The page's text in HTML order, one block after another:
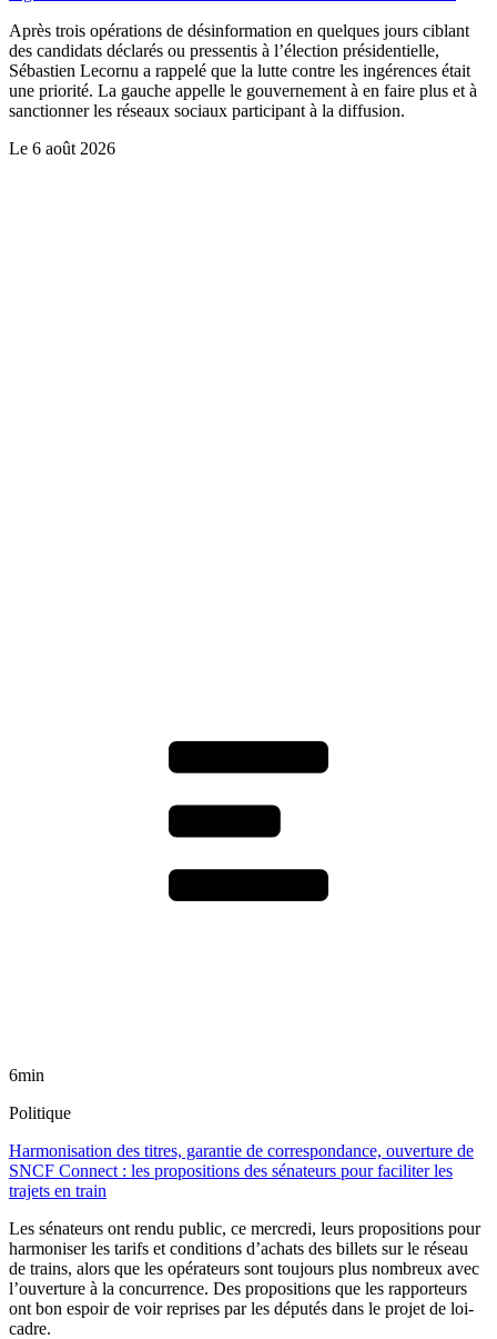
Après trois opérations de désinformation en quelques jours ciblant
des candidats déclarés ou pressentis à l’élection présidentielle,
Sébastien Lecornu a rappelé que la lutte contre les ingérences était
une priorité. La gauche appelle le gouvernement à en faire plus et à
sanctionner les réseaux sociaux participant à la diffusion.
Le 6 août 2026
6min
Politique
Harmonisation des titres, garantie de correspondance, ouverture de
SNCF Connect : les propositions des sénateurs pour faciliter les
trajets en train
Les sénateurs ont rendu public, ce mercredi, leurs propositions pour
harmoniser les tarifs et conditions d’achats des billets sur le réseau
de trains, alors que les opérateurs sont toujours plus nombreux avec
l’ouverture à la concurrence. Des propositions que les rapporteurs
ont bon espoir de voir reprises par les députés dans le projet de loi-
cadre.